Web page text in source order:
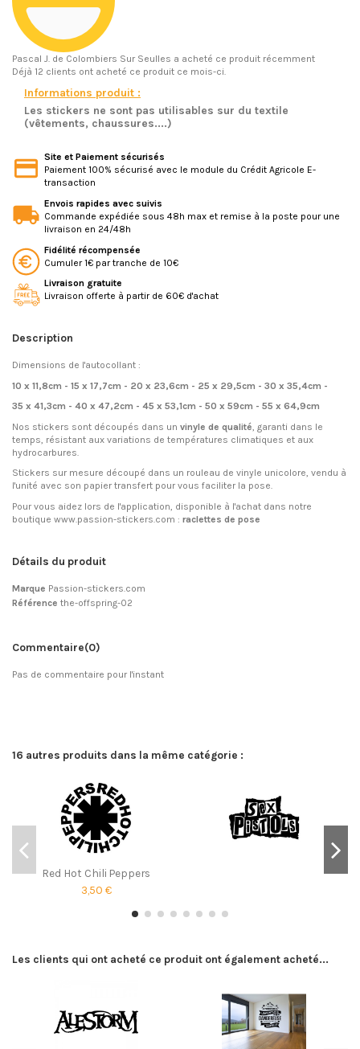
Pascal J. de Colombiers Sur Seulles a acheté ce produit récemment
Déjà 12 clients ont acheté ce produit ce mois-ci.
Informations produit :
Les stickers ne sont pas utilisables sur du textile
(vêtements, chaussures....)
Site et Paiement sécurisés
Paiement 100% sécurisé avec le module du Crédit Agricole E-
transaction
Envois rapides avec suivis
Commande expédiée sous 48h max et remise à la poste pour une
livraison en 24/48h
Fidélité récompensée
Cumuler 1€ par tranche de 10€
Livraison gratuite
Livraison offerte à partir de 60€ d'achat
Description
Dimensions de l'autocollant :
10 x 11,8cm - 15 x 17,7cm - 20 x 23,6cm - 25 x 29,5cm - 30 x 35,4cm -
35 x 41,3cm - 40 x 47,2cm - 45 x 53,1cm - 50 x 59cm - 55 x 64,9cm
Nos stickers sont découpés dans un vinyle de qualité , garanti dans le
temps, résistant aux variations de températures climatiques et aux
hydrocarbures.
Stickers sur mesure découpé dans un rouleau de vinyle unicolore, vendu à
l'unité avec son papier transfert pour vous faciliter la pose.
Pour vous aidez lors de l'application, disponible à l'achat dans notre
boutique www.passion-stickers.com : raclettes de pose
Détails du produit
Marque Passion-stickers.com
Référence the-offspring-02
Commentaire(0)
Pas de commentaire pour l'instant
16 autres produits dans la même catégorie :
Red Hot Chili Peppers
3,50 €
Les clients qui ont acheté ce produit ont également acheté...